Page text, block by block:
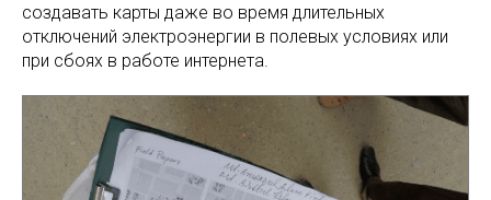
создавать карты даже во время длительных
отключений электроэнергии в полевых условиях или
при сбоях в работе интернета.